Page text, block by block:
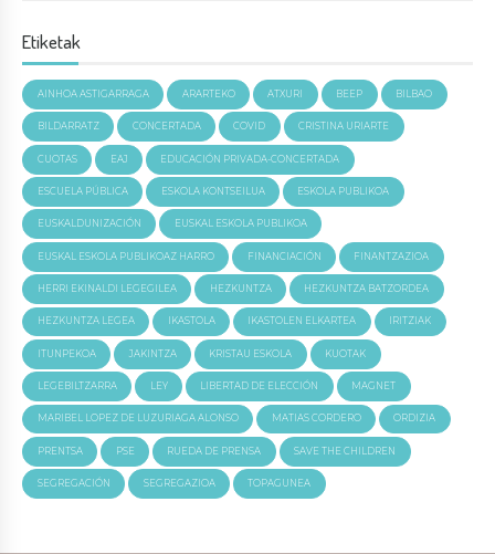
Etiketak
AINHOA ASTIGARRAGA ARARTEKO ATXURI BEEP BILBAO
BILDARRATZ CONCERTADA COVID CRISTINA URIARTE
CUOTAS EAJ EDUCACIÓN PRIVADA-CONCERTADA
ESCUELA PÚBLICA ESKOLA KONTSEILUA ESKOLA PUBLIKOA
EUSKALDUNIZACIÓN EUSKAL ESKOLA PUBLIKOA
EUSKAL ESKOLA PUBLIKOAZ HARRO FINANCIACIÓN FINANTZAZIOA
HERRI EKINALDI LEGEGILEA HEZKUNTZA HEZKUNTZA BATZORDEA
HEZKUNTZA LEGEA IKASTOLA IKASTOLEN ELKARTEA IRITZIAK
ITUNPEKOA JAKINTZA KRISTAU ESKOLA KUOTAK
LEGEBILTZARRA LEY LIBERTAD DE ELECCIÓN MAGNET
MARIBEL LOPEZ DE LUZURIAGA ALONSO MATIAS CORDERO ORDIZIA
PRENTSA PSE RUEDA DE PRENSA SAVE THE CHILDREN
SEGREGACIÓN SEGREGAZIOA TOPAGUNEA